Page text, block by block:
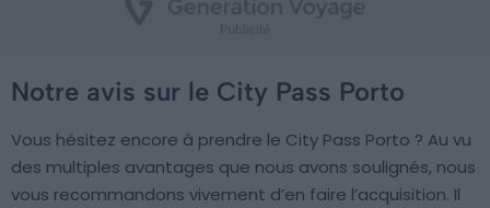
Notre avis sur le City Pass Porto
Vous hésitez encore à prendre le City Pass Porto ? Au vu
des multiples avantages que nous avons soulignés, nous
vous recommandons vivement d’en faire l’acquisition. Il